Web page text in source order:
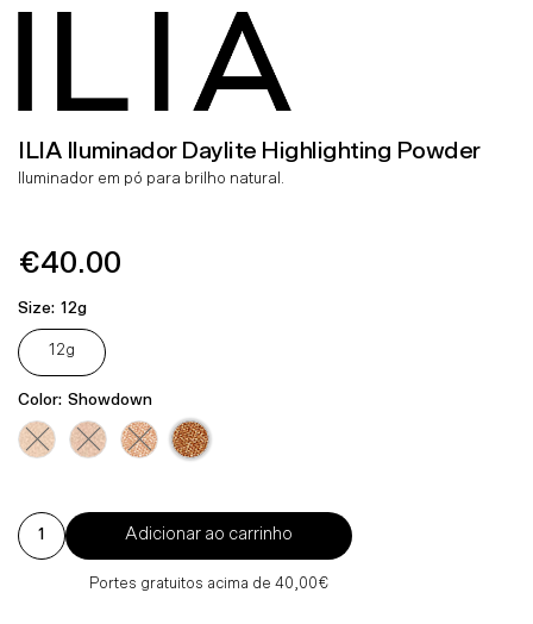
ILIA Iluminador Daylite Highlighting Powder
Iluminador em pó para brilho natural.
Preço
€40.00
Color: Showdown
Variante esgotada ou indisponível
Variante esgotada ou indisponível
Variante esgotada ou indisponível
Size: 12g
12g
Adicionar ao carrinho
Portes gratuitos acima de 40,00€